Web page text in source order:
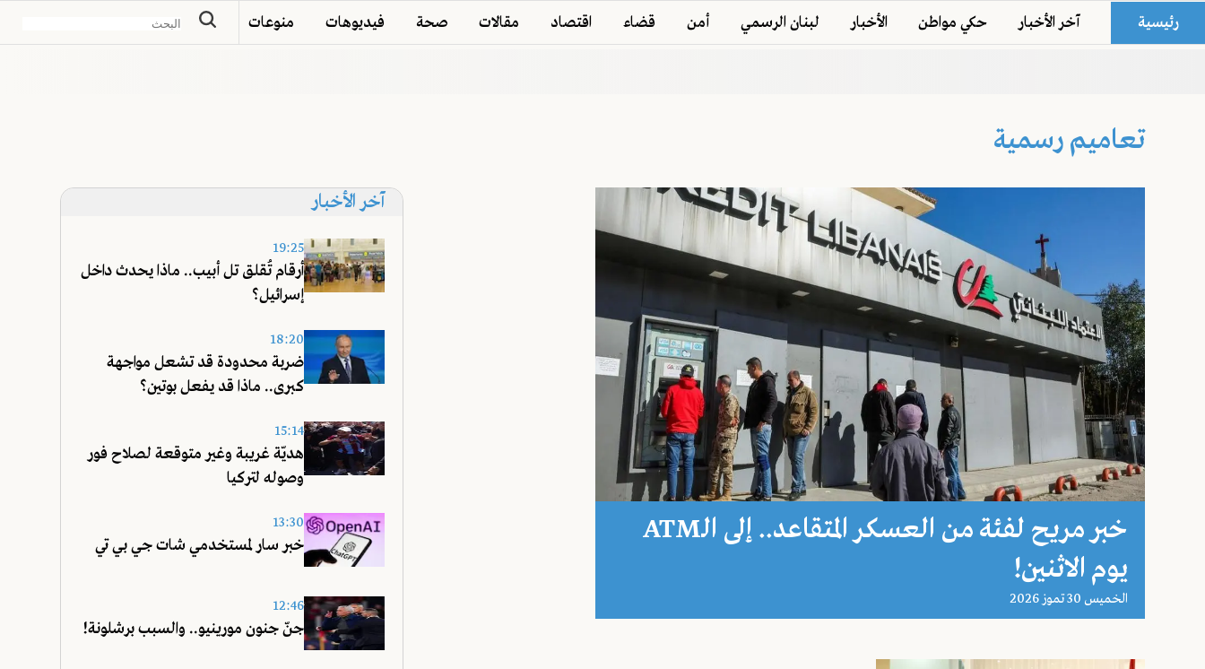
رئيسية آخر الأخبار حكي مواطن الأخبار لبنان الرسمي أمن قضاء اقتصاد مقالات صحة فيديوهات منوعات
تعاميم رسمية
خبر مريح لفئة من العسكر المتقاعد.. إلى الـATM
يوم الاثنين!
الخميس 30 تموز 2026
آخر الأخبار
19:25
أرقام تُقلق تل أبيب.. ماذا يحدث داخل
إسرائيل؟
18:20
ضربة محدودة قد تشعل مواجهة
كبرى.. ماذا قد يفعل بوتين؟
15:14
هديّة غريبة وغير متوقعة لصلاح فور
وصوله لتركيا
13:30
خبر سار لمستخدمي شات جي بي تي
12:46
جنّ جنون مورينيو.. والسبب برشلونة!